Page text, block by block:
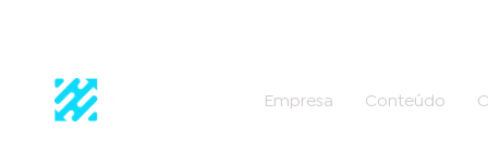
Empresa Conteúdo